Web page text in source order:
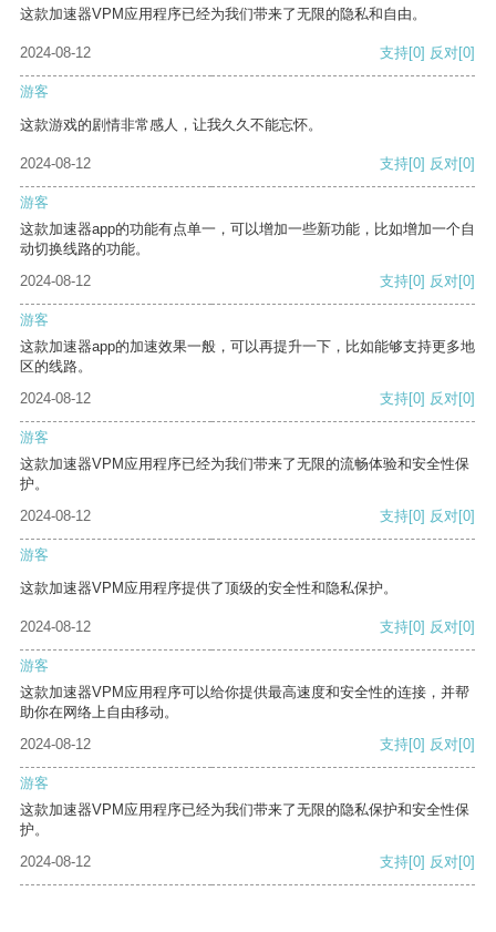
这款加速器VPM应用程序已经为我们带来了无限的隐私和自由。
2024-08-12 支持[0] 反对[0]
游客
这款游戏的剧情非常感人，让我久久不能忘怀。
2024-08-12 支持[0] 反对[0]
游客
这款加速器app的功能有点单一，可以增加一些新功能，比如增加一个自
动切换线路的功能。
2024-08-12
支持[0] 反对[0]
游客
这款加速器app的加速效果一般，可以再提升一下，比如能够支持更多地
区的线路。
2024-08-12
支持[0] 反对[0]
游客
这款加速器VPM应用程序已经为我们带来了无限的流畅体验和安全性保
护。
2024-08-12
支持[0] 反对[0]
游客
这款加速器VPM应用程序提供了顶级的安全性和隐私保护。
2024-08-12 支持[0] 反对[0]
游客
这款加速器VPM应用程序可以给你提供最高速度和安全性的连接，并帮
助你在网络上自由移动。
2024-08-12
支持[0] 反对[0]
游客
这款加速器VPM应用程序已经为我们带来了无限的隐私保护和安全性保
护。
2024-08-12
支持[0] 反对[0]